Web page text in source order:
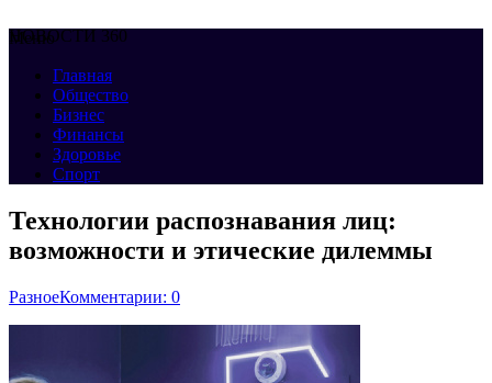
НОВОСТИ 360
Меню
Главная
Общество
Бизнес
Финансы
Здоровье
Спорт
Технологии распознавания лиц:
возможности и этические дилеммы
РазноеКомментарии: 0